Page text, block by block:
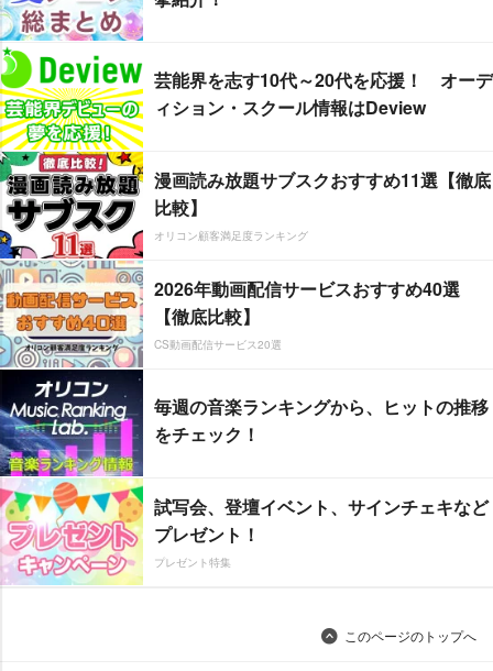
芸能界を志す10代～20代を応援！ オーデ
ィション・スクール情報はDeview
漫画読み放題サブスクおすすめ11選【徹底
比較】
オリコン顧客満足度ランキング
2026年動画配信サービスおすすめ40選
【徹底比較】
CS動画配信サービス20選
毎週の音楽ランキングから、ヒットの推移
をチェック！
試写会、登壇イベント、サインチェキなど
プレゼント！
プレゼント特集
このページのトップへ